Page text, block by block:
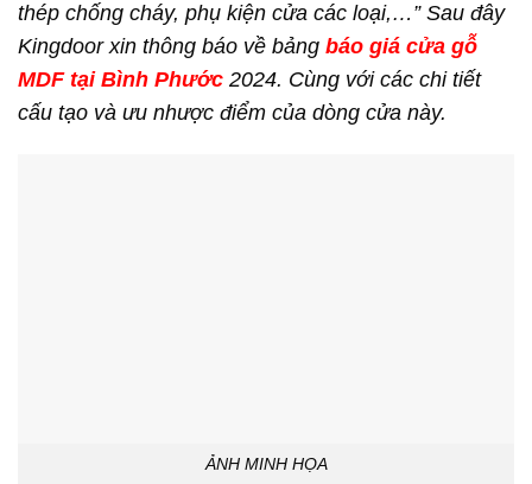
thép chống cháy, phụ kiện cửa các loại,…” Sau đây
Kingdoor xin thông báo về bảng báo giá cửa gỗ
MDF tại Bình Phước 2024. Cùng với các chi tiết
cấu tạo và ưu nhược điểm của dòng cửa này.
ẢNH MINH HỌA